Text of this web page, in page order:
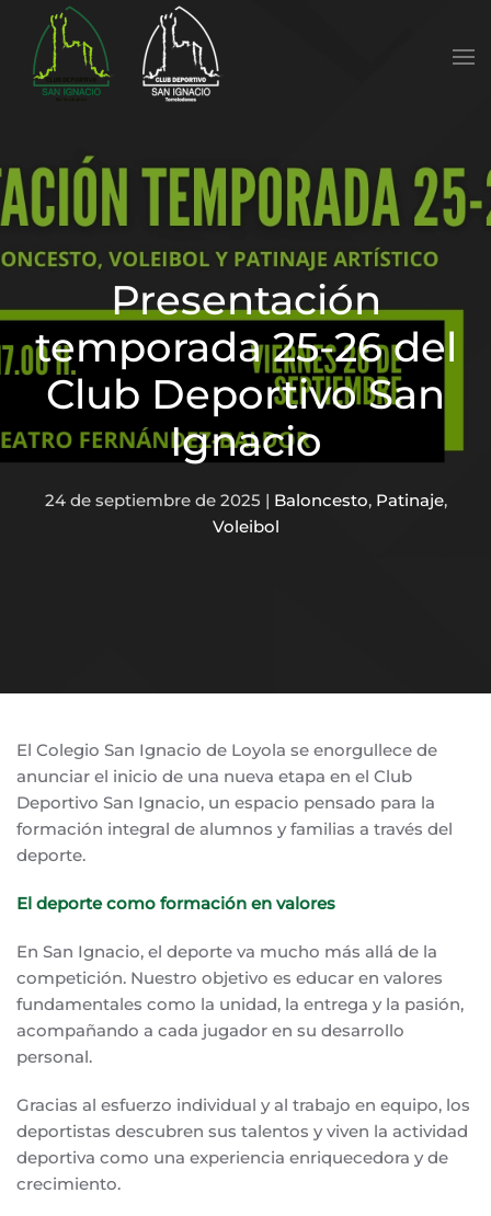
Skip to main content
Presentación
temporada 25-26 del
Club Deportivo San
Ignacio
24 de septiembre de 2025 | Baloncesto, Patinaje,
Voleibol
El Colegio San Ignacio de Loyola se enorgullece de
anunciar el inicio de una nueva etapa en el Club
Deportivo San Ignacio, un espacio pensado para la
formación integral de alumnos y familias a través del
deporte.
El deporte como formación en valores
En San Ignacio, el deporte va mucho más allá de la
competición. Nuestro objetivo es educar en valores
fundamentales como la unidad, la entrega y la pasión,
acompañando a cada jugador en su desarrollo
personal.
Gracias al esfuerzo individual y al trabajo en equipo, los
deportistas descubren sus talentos y viven la actividad
deportiva como una experiencia enriquecedora y de
crecimiento.